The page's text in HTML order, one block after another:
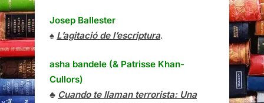
Josep Ballester
♠ L’agitació de l’escriptura.
asha bandele (& Patrisse Khan-
Cullors)
♣ Cuando te llaman terrorista: Una